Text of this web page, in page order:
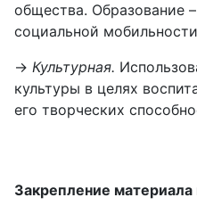
общества. Образование
социальной
→ Культурная.
культуры в целях
его творческих
Закрепление